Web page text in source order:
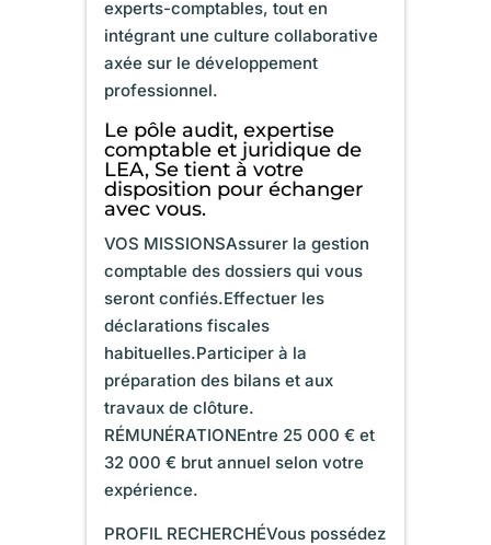
experts-comptables, tout en
intégrant une culture collaborative
axée sur le développement
professionnel.
Le pôle audit, expertise
comptable et juridique de
LEA, Se tient à votre
disposition pour échanger
avec vous.
VOS MISSIONSAssurer la gestion
comptable des dossiers qui vous
seront confiés.Effectuer les
déclarations fiscales
habituelles.Participer à la
préparation des bilans et aux
travaux de clôture.
RÉMUNÉRATIONEntre 25 000 € et
32 000 € brut annuel selon votre
expérience.
PROFIL RECHERCHÉVous possédez